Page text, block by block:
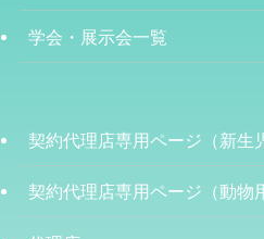
学会・展示会一覧
契約代理店専用ページ（新生
契約代理店専用ページ（動物